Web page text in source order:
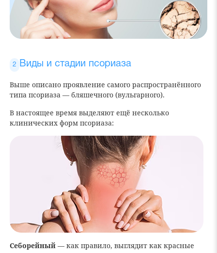
Виды и стадии псориаза
Выше описано проявление самого распространённого
типа псориаза — бляшечного (вульгарного).
В настоящее время выделяют ещё несколько
клинических форм псориаза:
Себорейный — как правило, выглядит как красные